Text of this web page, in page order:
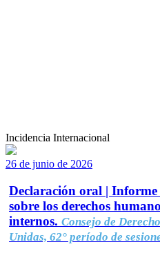
Incidencia Internacional
26 de junio de 2026
Declaración oral |
sobre los derechos
internos. Consejo de
Unidas, 62° período de